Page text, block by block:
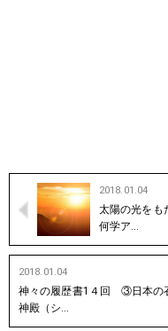
2018.01.04
太陽の光をも
何学ア…
2018.01.04
神々の履歴書1４回 ③日本の
神殿（シ…